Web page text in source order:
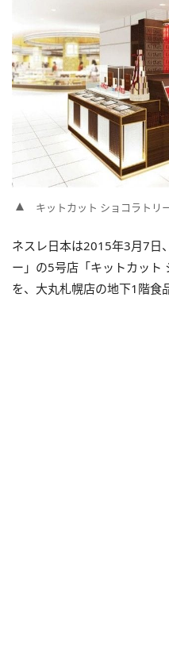
キットカット ショコラトリ
ネスレ日本は2015年3月7日
ー」の5号店「キットカット
を、大丸札幌店の地下1階食